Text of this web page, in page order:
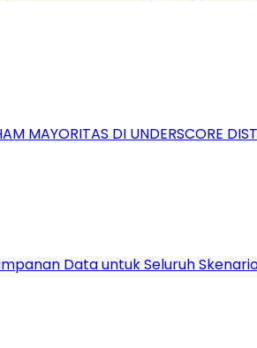
MAYORITAS DI UNDERSCORE
Data untuk Seluruh